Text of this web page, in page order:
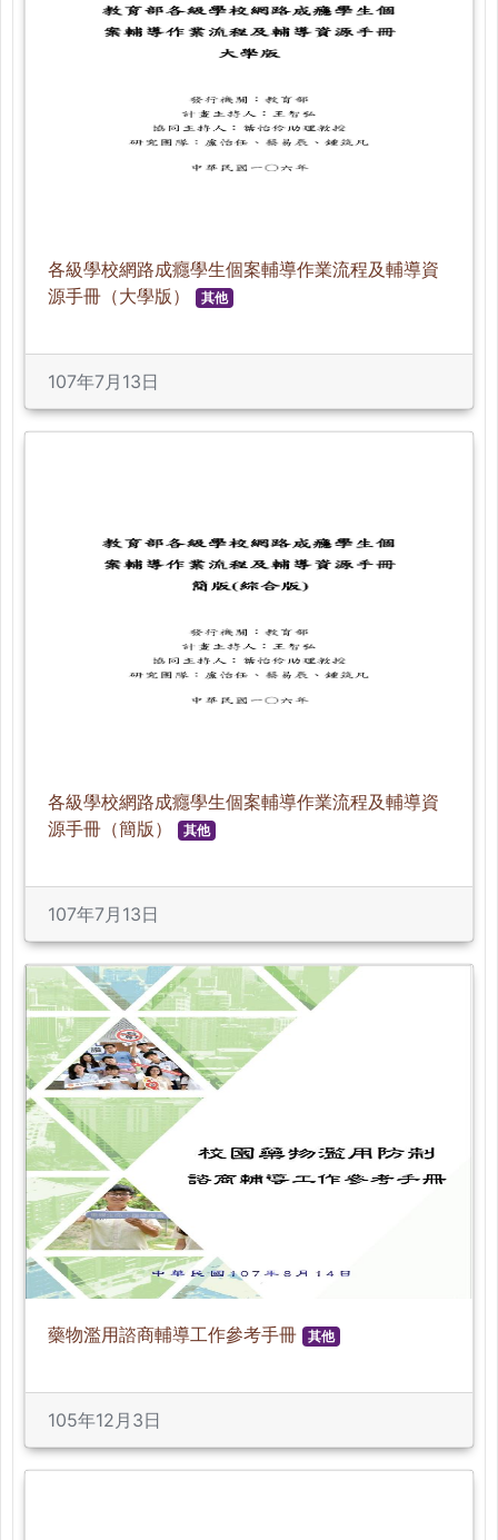
各級學校網路成癮學生個案輔導作業流程及輔導資
源手冊（大學版）
其他
107年7月13日
各級學校網路成癮學生個案輔導作業流程及輔導資
源手冊（簡版）
其他
107年7月13日
藥物濫用諮商輔導工作參考手冊 其他
105年12月3日